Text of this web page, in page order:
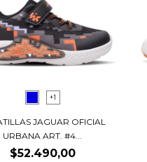
+1
JAGUAR OFICIAL
URBANA ART. #4...
$52.490,00